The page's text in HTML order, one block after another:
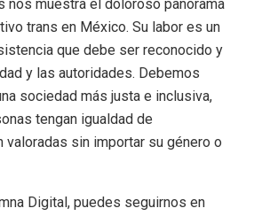
nos muestra el doloroso panorama
trans en México. Su labor es un
que debe ser reconocido y
y las autoridades. Debemos
sociedad más justa e inclusiva,
tengan igualdad de
valoradas sin importar su género o
Digital, puedes seguirnos en